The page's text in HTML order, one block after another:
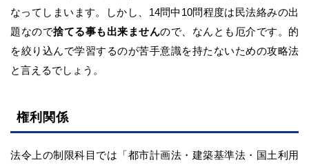
なってしまいます。しかし、14問中10問程度は民法絡みの出
題なので捨てる事も出来ませんので、なんとも厄介です。的
を絞り込んで学習するのが苦手意識を持たないための攻略法
と言えるでしょう。
権利関係
法令上の制限科目では「都市計画法・建築基準法・国土利用